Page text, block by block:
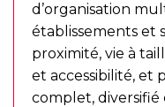
d’organisation
établissements et
proximité, vie à
et accessibilité, et
complet,